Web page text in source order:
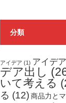
分類
アイデア (1) アイデ
デア出し
いて考える
る (12)商品力と